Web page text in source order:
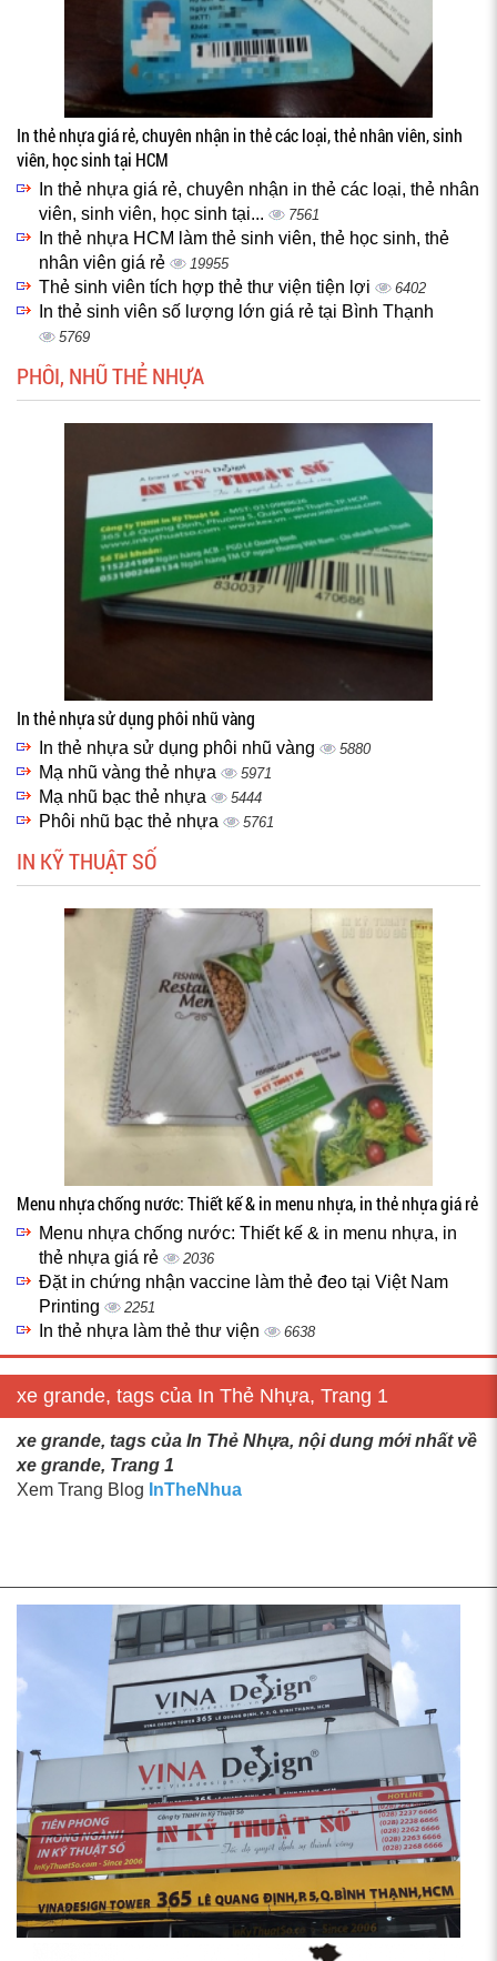
In thẻ nhựa giá rẻ, chuyên nhận in thẻ các loại, thẻ nhân viên, sinh
viên, học sinh tại HCM
In thẻ nhựa giá rẻ, chuyên nhận in thẻ các loại, thẻ nhân
viên, sinh viên, học sinh tại...
7561
In thẻ nhựa HCM làm thẻ sinh viên, thẻ học sinh, thẻ
nhân viên giá rẻ
19955
Thẻ sinh viên tích hợp thẻ thư viện tiện lợi 6402
In thẻ sinh viên số lượng lớn giá rẻ tại Bình Thạnh
5769
PHÔI, NHŨ THẺ NHỰA
In thẻ nhựa sử dụng phôi nhũ vàng
In thẻ nhựa sử dụng phôi nhũ vàng 5880
Mạ nhũ vàng thẻ nhựa 5971
Mạ nhũ bạc thẻ nhựa 5444
Phôi nhũ bạc thẻ nhựa 5761
IN KỸ THUẬT SỐ
Menu nhựa chống nước: Thiết kế & in menu nhựa, in thẻ nhựa giá rẻ
Menu nhựa chống nước: Thiết kế & in menu nhựa, in
thẻ nhựa giá rẻ
2036
Đặt in chứng nhận vaccine làm thẻ đeo tại Việt Nam
Printing
2251
In thẻ nhựa làm thẻ thư viện 6638
xe grande, tags của In Thẻ Nhựa, Trang 1
xe grande, tags của In Thẻ Nhựa, nội dung mới nhất về
xe grande, Trang 1
Xem Trang Blog InTheNhua